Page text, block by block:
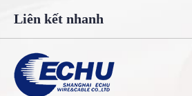
Liên kết nhanh